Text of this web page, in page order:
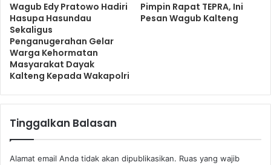
Wagub Edy Pratowo Hadiri
Hasupa Hasundau
Sekaligus
Penganugerahan Gelar
Warga Kehormatan
Masyarakat Dayak
Kalteng Kepada Wakapolri
Pimpin Rapat TEPRA, Ini
Pesan Wagub Kalteng
Tinggalkan Balasan
Alamat email Anda tidak akan dipublikasikan. Ruas yang wajib